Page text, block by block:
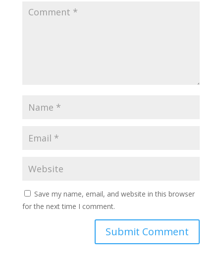
Save my name, email, and website in this browser
for the next time I comment.